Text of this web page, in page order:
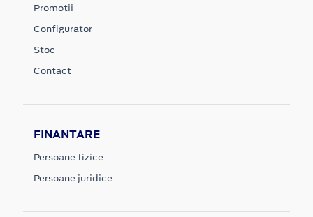
Promotii
Configurator
Stoc
Contact
FINANTARE
Persoane fizice
Persoane juridice